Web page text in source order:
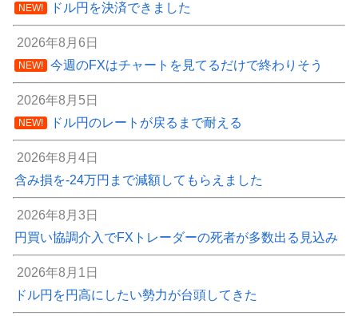
NEW! ドル円を決済できました
2026年8月6日
NEW! 今週のFXはチャートを見てるだけで終わりそう
2026年8月5日
NEW! ドル円のレートが戻るまで耐える
2026年8月4日
含み損を-24万円まで減額してもらえました
2026年8月3日
円買い協調介入でFXトレーダーの死者が多数出る見込み
2026年8月1日
ドル円を円高にしたい勢力が台頭してきた